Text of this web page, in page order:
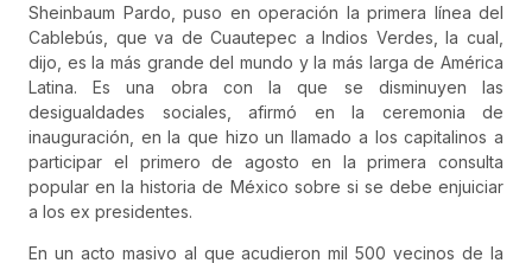
Sheinbaum Pardo, puso en operación la primera línea del
Cablebús, que va de Cuautepec a Indios Verdes, la cual,
dijo, es la más grande del mundo y la más larga de América
Latina. Es una obra con la que se disminuyen las
desigualdades sociales, afirmó en la ceremonia de
inauguración, en la que hizo un llamado a los capitalinos a
participar el primero de agosto en la primera consulta
popular en la historia de México sobre si se debe enjuiciar
a los ex presidentes.
En un acto masivo al que acudieron mil 500 vecinos de la